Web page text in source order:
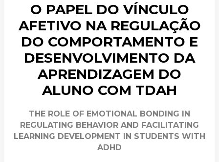
O PAPEL DO VÍNCULO
AFETIVO NA REGULAÇÃO
DO COMPORTAMENTO E
DESENVOLVIMENTO DA
APRENDIZAGEM DO
ALUNO COM TDAH
THE ROLE OF EMOTIONAL BONDING IN
REGULATING BEHAVIOR AND FACILITATING
LEARNING DEVELOPMENT IN STUDENTS WITH
ADHD